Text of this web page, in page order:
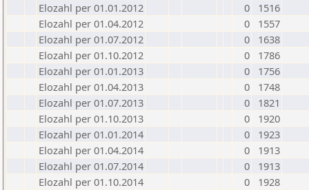
Elozahl per 01.01.2012
0
1516
Elozahl per 01.04.2012
0
1557
Elozahl per 01.07.2012
0
1638
Elozahl per 01.10.2012
0
1786
Elozahl per 01.01.2013
0
1756
Elozahl per 01.04.2013
0
1748
Elozahl per 01.07.2013
0
1821
Elozahl per 01.10.2013
0
1920
Elozahl per 01.01.2014
0
1923
Elozahl per 01.04.2014
0
1913
Elozahl per 01.07.2014
0
1913
Elozahl per 01.10.2014
0
1928